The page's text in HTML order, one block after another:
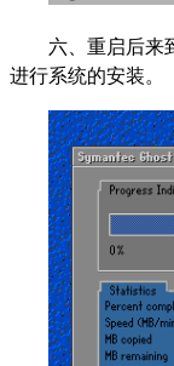
六、重启后来
进行系统的安装。